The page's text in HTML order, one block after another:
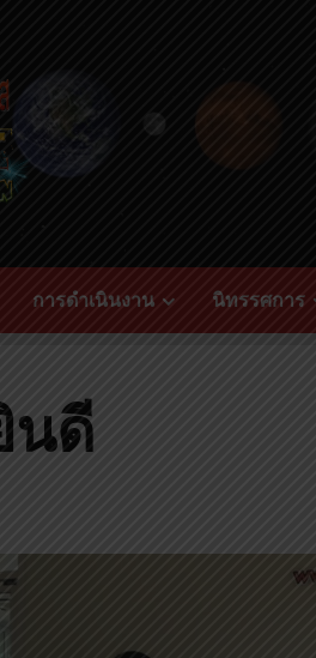
การดำเนินงาน นิทรรศการ
นดี